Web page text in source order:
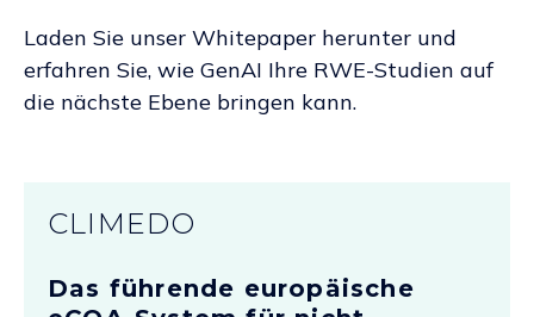
Laden Sie unser Whitepaper herunter und
erfahren Sie, wie GenAI Ihre RWE-Studien auf
die nächste Ebene bringen kann.
CLIMEDO
Das führende europäische